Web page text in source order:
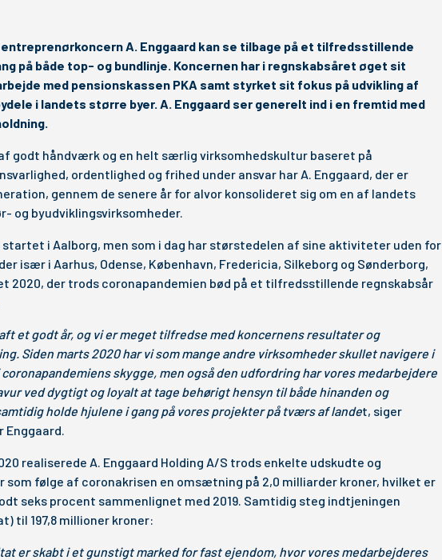
A. Enggaard kan se tilbage på et tilfredsstillende
på både top- og bundlinje. Koncernen har i regnskabsåret øget sit
med pensionskassen PKA samt styrket sit fokus på udvikling af
i landets større byer. A. Enggaard ser generelt ind i en fremtid med
godt håndværk og en helt særlig virksomhedskultur baseret på
ordentlighed og frihed under ansvar har A. Enggaard, der er
gennem de senere år for alvor konsolideret sig om en af landets
og byudviklingsvirksomheder.
startet i Aalborg, men som i dag har størstedelen af sine aktiviteter uden for
især i Aarhus, Odense, København, Fredericia, Silkeborg og Sønderborg,
2020, der trods coronapandemien bød på et tilfredsstillende regnskabsår
et godt år, og vi er meget tilfredse med koncernens resultater og
Siden marts 2020 har vi som mange andre virksomheder skullet navigere i
skygge, men også den udfordring har vores medarbejdere
ved dygtigt og loyalt at tage behørigt hensyn til både hinanden og
holde hjulene i gang på vores projekter på tværs af landet, siger
Enggaard.
realiserede A. Enggaard Holding A/S trods enkelte udskudte og
som følge af coronakrisen en omsætning på 2,0 milliarder kroner, hvilket er
seks procent sammenlignet med 2019. Samtidig steg indtjeningen
til 197,8 millioner kroner:
er skabt i et gunstigt marked for fast ejendom, hvor vores medarbejderes